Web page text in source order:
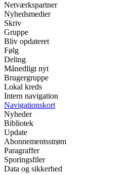
Netværkspartner
Nyhedsmedier
Skriv
Gruppe
Bliv opdateret
Følg
Deling
Månedligt nyt
Brugergruppe
Lokal kreds
Intern navigation
Navigationskort
Nyheder
Bibliotek
Update
Abonnementsstrøm
Paragraffer
Sporingsfiler
Data og sikkerhed